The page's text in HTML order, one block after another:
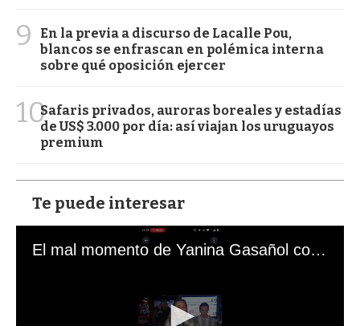
9
En la previa a discurso de Lacalle Pou,
blancos se enfrascan en polémica interna
sobre qué oposición ejercer
10Safaris privados, auroras boreales y estadías
de US$ 3.000 por día: así viajan los uruguayos
premium
Te puede interesar
El mal momento de Yanina Gasañol con un hincha argentino en "Subrayado"